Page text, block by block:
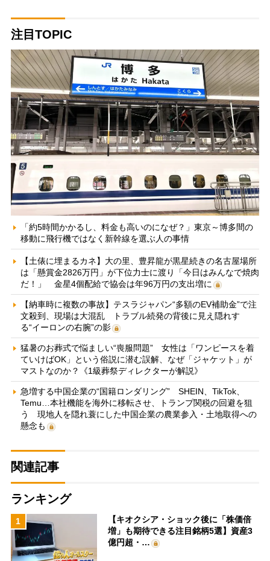
注目TOPIC
「約5時間かかるし、料金も高いのになぜ？」東京～博多間の
移動に飛行機ではなく新幹線を選ぶ人の事情
【土俵に埋まるカネ】大の里、豊昇龍が黒星続きの名古屋場所
は「懸賞金2826万円」が下位力士に渡り「今日はみんなで焼肉
だ！」 金星4個配給で協会は年96万円の支出増に
【納車時に複数の事故】テスラジャパン“多額のEV補助金”で注
文殺到、現場は大混乱 トラブル続発の背後に見え隠れす
る“イーロンの右腕”の影
猛暑のお葬式で悩ましい“喪服問題” 女性は「ワンピースを着
ていけばOK」という俗説に潜む誤解、なぜ「ジャケット」が
マストなのか？《1級葬祭ディレクターが解説》
急増する中国企業の“国籍ロンダリング” SHEIN、TikTok、
Temu…本社機能を海外に移転させ、トランプ関税の回避を狙
う 現地人を隠れ蓑にした中国企業の農業参入・土地取得への
懸念も
関連記事
ランキング
1
【キオクシア・ショック後に「株価倍
増」も期待できる注目銘柄5選】資産3
億円超・…